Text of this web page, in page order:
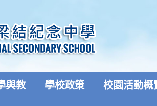
與教 學校政策 校園活動概